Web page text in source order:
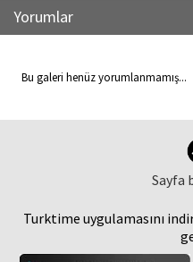
Yorumlar
Bu galeri henüz yorumlanmamış...
Sayfa
Turktime uygulamasını